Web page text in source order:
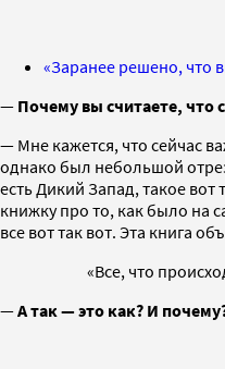
«Заранее решено, что
— Почему вы считаете, что
— Мне кажется, что сейчас
однако был небольшой
есть Дикий Запад, такое
книжку про то, как было на
все вот так вот. Эта книга
«Все, что
—А так — это как? И